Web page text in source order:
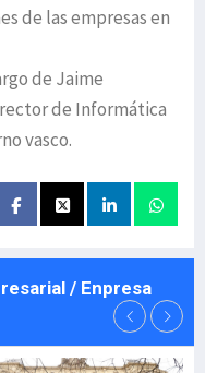
de las empresas en
de Jaime
de Informática
vasco.
/ Enpresa